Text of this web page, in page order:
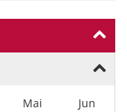
Mai Jun